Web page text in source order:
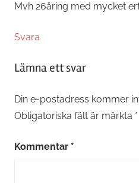
Mvh 26åring med mycket
Svara
Lämna ett svar
Din e-postadress kommer
Obligatoriska fält är märkta *
Kommentar *